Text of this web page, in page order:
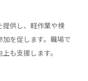
提供し、軽作業や検
を促します。職場で
も支援します。